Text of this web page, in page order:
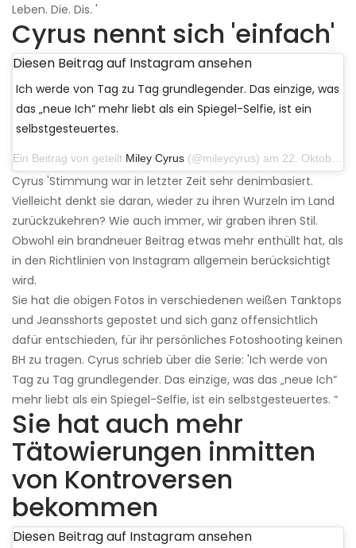
Leben. Die. Dis. '
Cyrus nennt sich 'einfach'
Diesen Beitrag auf Instagram ansehen
Ich werde von Tag zu Tag grundlegender. Das einzige, was
das „neue Ich“ mehr liebt als ein Spiegel-Selfie, ist ein
selbstgesteuertes.
Ein Beitrag von geteilt Miley Cyrus (@mileycyrus) am 22. Oktober 2019 um 11:39 Uhr PDT
Cyrus 'Stimmung war in letzter Zeit sehr denimbasiert.
Vielleicht denkt sie daran, wieder zu ihren Wurzeln im Land
zurückzukehren? Wie auch immer, wir graben ihren Stil.
Obwohl ein brandneuer Beitrag etwas mehr enthüllt hat, als
in den Richtlinien von Instagram allgemein berücksichtigt
wird.
Sie hat die obigen Fotos in verschiedenen weißen Tanktops
und Jeansshorts gepostet und sich ganz offensichtlich
dafür entschieden, für ihr persönliches Fotoshooting keinen
BH zu tragen. Cyrus schrieb über die Serie: 'Ich werde von
Tag zu Tag grundlegender. Das einzige, was das „neue Ich“
mehr liebt als ein Spiegel-Selfie, ist ein selbstgesteuertes. “
Sie hat auch mehr
Tätowierungen inmitten
von Kontroversen
bekommen
Diesen Beitrag auf Instagram ansehen